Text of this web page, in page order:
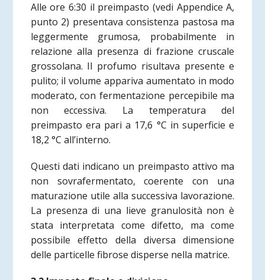
Alle ore 6:30 il preimpasto (vedi Appendice A,
punto 2) presentava consistenza pastosa ma
leggermente grumosa, probabilmente in
relazione alla presenza di frazione cruscale
grossolana. Il profumo risultava presente e
pulito; il volume appariva aumentato in modo
moderato, con fermentazione percepibile ma
non eccessiva. La temperatura del
preimpasto era pari a 17,6 °C in superficie e
18,2 °C all’interno.
Questi dati indicano un preimpasto attivo ma
non sovrafermentato, coerente con una
maturazione utile alla successiva lavorazione.
La presenza di una lieve granulosità non è
stata interpretata come difetto, ma come
possibile effetto della diversa dimensione
delle particelle fibrose disperse nella matrice.